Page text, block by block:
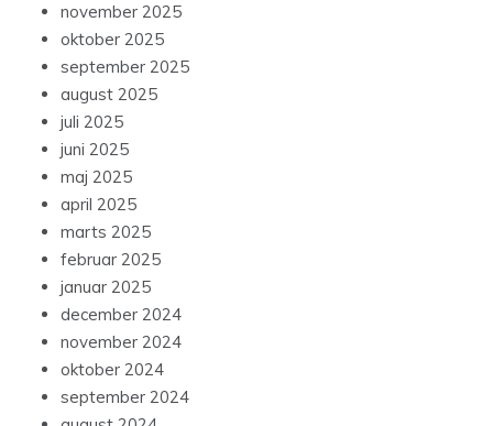
november 2025
oktober 2025
september 2025
august 2025
juli 2025
juni 2025
maj 2025
april 2025
marts 2025
februar 2025
januar 2025
december 2024
november 2024
oktober 2024
september 2024